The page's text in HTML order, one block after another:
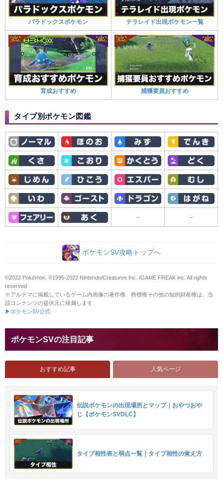
パラドックスポケモン テラレイド出現ポケモン一覧
育成おすすめ 捕獲要員おすすめ
タイプ別ポケモン図鑑
- -
ポケモンSV攻略トップへ
©2022 Pokémon. ©1995-2022 Nintendo/Creatures Inc. /GAME FREAK inc. All rights
reserved.
※アルテマに掲載しているゲーム内画像の著作権、商標権その他の知的財産権は、当
該コンテンツの提供元に帰属します
▶ポケモンSV公式
ポケモンSVの注目記事
おすすめ記事 人気ページ
伝説ポケモンの出現場所とマップ｜おやつおや
じ【ポケモンSVDLC】
タイプ相性表と弱点一覧｜タイプ相性の覚え方